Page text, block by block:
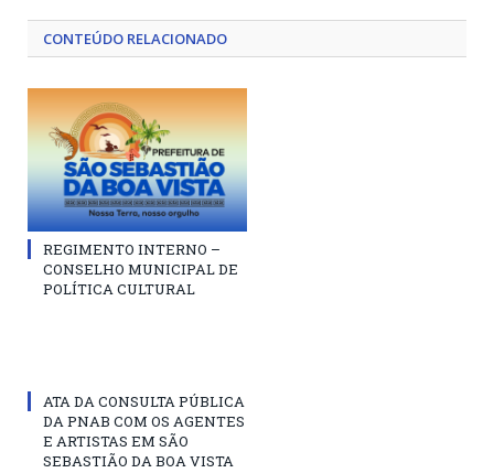
CONTEÚDO RELACIONADO
REGIMENTO INTERNO –
CONSELHO MUNICIPAL DE
POLÍTICA CULTURAL
ATA DA CONSULTA PÚBLICA
DA PNAB COM OS AGENTES
E ARTISTAS EM SÃO
SEBASTIÃO DA BOA VISTA